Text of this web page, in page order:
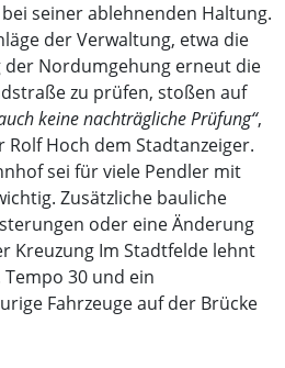
seiner ablehnenden Haltung.
der Verwaltung, etwa die
der Nordumgehung erneut die
zu prüfen, stoßen auf
keine nachträgliche Prüfung“,
Hoch dem Stadtanzeiger.
sei für viele Pendler mit
Zusätzliche bauliche
oder eine Änderung
Kreuzung Im Stadtfelde lehnt
30 und ein
Fahrzeuge auf der Brücke